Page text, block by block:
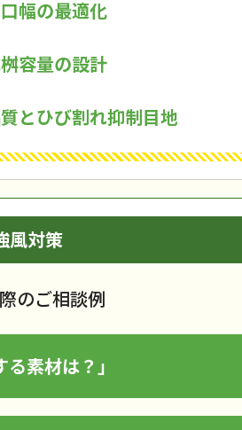
幅の最適化
容量の設計
とひび割れ抑制目地
風対策
のご相談例
素材は？」